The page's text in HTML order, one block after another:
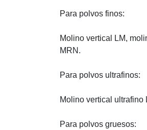
Para polvos finos:
Molino vertical LM,
MRN.
Para polvos ultrafinos:
Molino vertical ultrafino
Para polvos gruesos: